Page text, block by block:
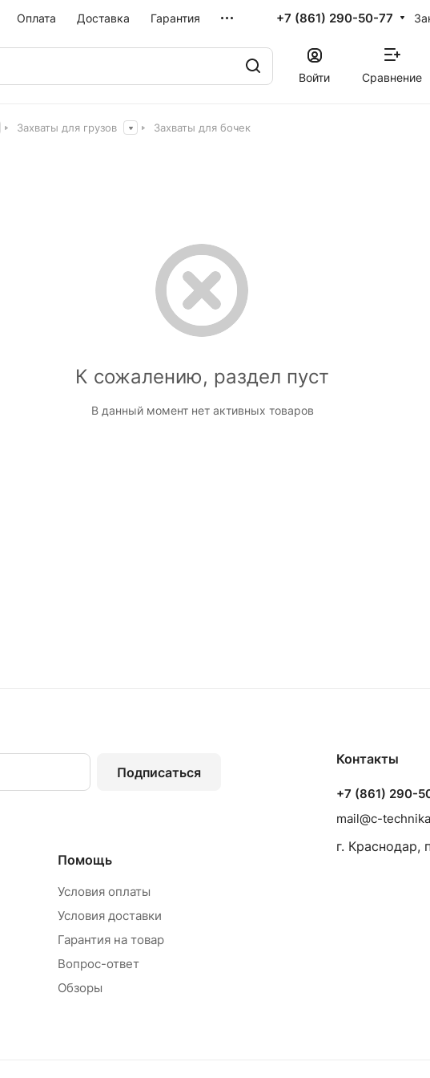
Оплата Доставка Гарантия +7 (861) 290-50-77
Войти Сравнение
Захваты для грузов Захваты для бочек
К сожалению, раздел пуст
В данный момент нет активных товаров
Подписаться
Помощь
Условия оплаты
Условия доставки
Гарантия на товар
Вопрос-ответ
Обзоры
Контакты
+7 (861) 290-
mail@c-
г. Краснодар,